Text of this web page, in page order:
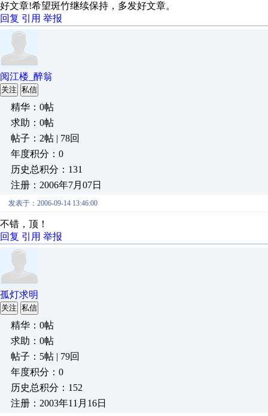
好文章!希望斑竹继续保持，多发好文章。
回复 引用 举报
阅江楼_醉翁
关注 私信
精华：0帖
求助：0帖
帖子：2帖 | 78回
年度积分：0
历史总积分：131
注册：2006年7月07日
发表于：2006-09-14 13:46:00
不错，顶！
回复 引用 举报
孤灯求明
关注 私信
精华：0帖
求助：0帖
帖子：5帖 | 79回
年度积分：0
历史总积分：152
注册：2003年11月16日